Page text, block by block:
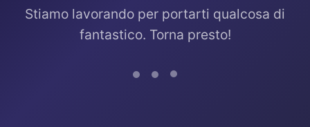
Stiamo lavorando per portarti qualcosa di
fantastico. Torna presto!